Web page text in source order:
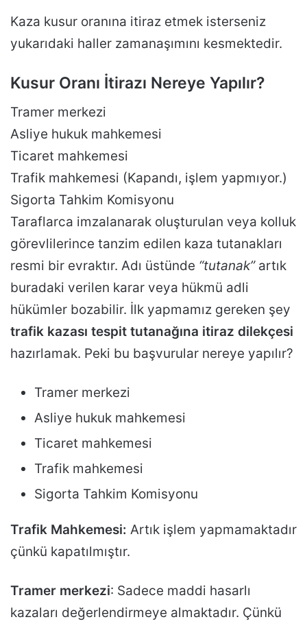
Kaza kusur oranına itiraz etmek isterseniz
yukarıdaki haller zamanaşımını kesmektedir.
Kusur Oranı İtirazı Nereye Yapılır?
Tramer merkezi
Asliye hukuk mahkemesi
Ticaret mahkemesi
Trafik mahkemesi (Kapandı, işlem yapmıyor.)
Sigorta Tahkim Komisyonu
Taraflarca imzalanarak oluşturulan veya kolluk
görevlilerince tanzim edilen kaza tutanakları
resmi bir evraktır. Adı üstünde “tutanak”artık
buradaki verilen karar veya hükmü adli
hükümler bozabilir. İlk yapmamız gereken şey
trafik kazası tespit tutanağına itiraz dilekçesi
hazırlamak. Peki bu başvurular nereye yapılır?
Tramer merkezi
Asliye hukuk mahkemesi
Ticaret mahkemesi
Trafik mahkemesi
Sigorta Tahkim Komisyonu
Trafik Mahkemesi: Artık işlem yapmamaktadır
çünkü kapatılmıştır.
Tramer merkezi: Sadece maddi hasarlı
kazaları değerlendirmeye almaktadır. Çünkü